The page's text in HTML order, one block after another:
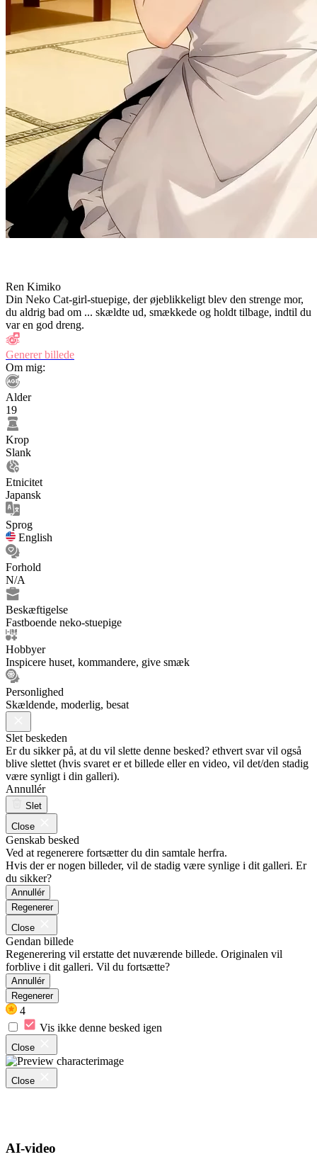
Ren Kimiko
Din Neko Cat-girl-stuepige, der øjeblikkeligt blev den strenge mor,
du aldrig bad om ... skældte ud, smækkede og holdt tilbage, indtil du
var en god dreng.
Generer billede
Om mig:
Alder
19
Krop
Slank
Etnicitet
Japansk
Sprog
English
Forhold
N/A
Beskæftigelse
Fastboende neko-stuepige
Hobbyer
Inspicere huset, kommandere, give smæk
Personlighed
Skældende, moderlig, besat
Slet beskeden
Er du sikker på, at du vil slette denne besked? ethvert svar vil også
blive slettet (hvis svaret er et billede eller en video, vil det/den stadig
være synligt i din galleri).
Annullér
Slet
Close
Genskab besked
Ved at regenerere fortsætter du din samtale herfra.
Hvis der er nogen billeder, vil de stadig være synlige i dit galleri. Er
du sikker?
Annullér
Regenerer
Close
Gendan billede
Regenerering vil erstatte det nuværende billede. Originalen vil
forblive i dit galleri. Vil du fortsætte?
Annullér
Regenerer
4
Vis ikke denne besked igen
Close
Close
AI-video